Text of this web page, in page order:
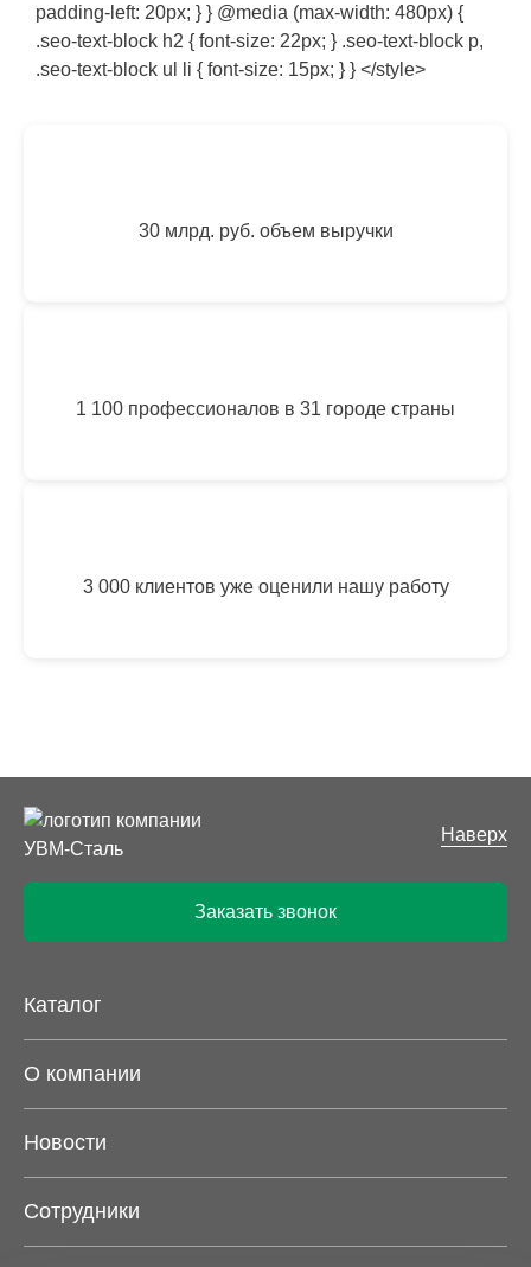
padding-left: 20px; } } @media (max-width: 480px) {
.seo-text-block h2 { font-size: 22px; } .seo-text-block p,
.seo-text-block ul li { font-size: 15px; } } </style>
30 млрд. руб. объем выручки
1 100 профессионалов в 31 городе страны
3 000 клиентов уже оценили нашу работу
Наверх
Заказать звонок
Каталог
О компании
Новости
Сотрудники